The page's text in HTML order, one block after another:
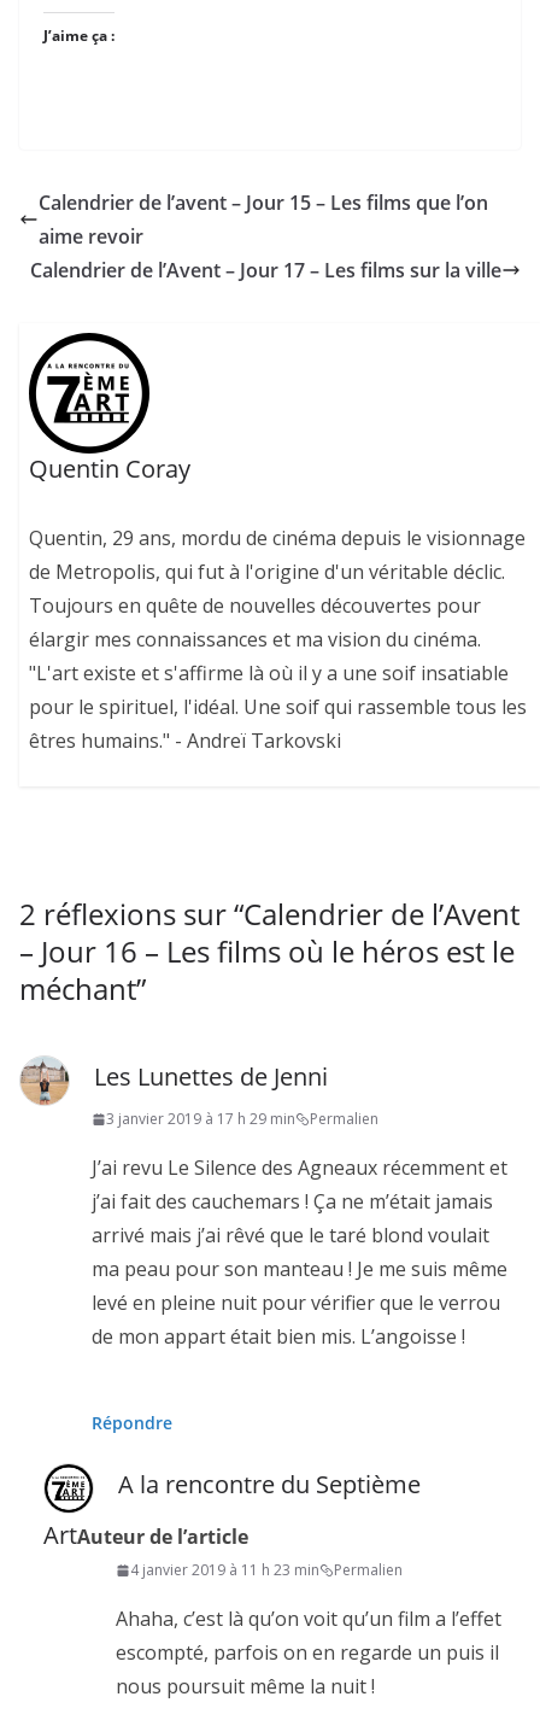
J’aime ça :
Calendrier de l’avent – Jour 15 – Les films que l’on
aime revoir
Calendrier de l’Avent – Jour 17 – Les films sur la ville
Quentin Coray
Quentin, 29 ans, mordu de cinéma depuis le visionnage
de Metropolis, qui fut à l'origine d'un véritable déclic.
Toujours en quête de nouvelles découvertes pour
élargir mes connaissances et ma vision du cinéma.
"L'art existe et s'affirme là où il y a une soif insatiable
pour le spirituel, l'idéal. Une soif qui rassemble tous les
êtres humains." - Andreï Tarkovski
2 réflexions sur “Calendrier de l’Avent
– Jour 16 – Les films où le héros est le
méchant”
Les Lunettes de Jenni
3 janvier 2019 à 17 h 29 min Permalien
J’ai revu Le Silence des Agneaux récemment et
j’ai fait des cauchemars ! Ça ne m’était jamais
arrivé mais j’ai rêvé que le taré blond voulait
ma peau pour son manteau ! Je me suis même
levé en pleine nuit pour vérifier que le verrou
de mon appart était bien mis. L’angoisse !
Répondre
A la rencontre du Septième
ArtAuteur de l’article
4 janvier 2019 à 11 h 23 min Permalien
Ahaha, c’est là qu’on voit qu’un film a l’effet
escompté, parfois on en regarde un puis il
nous poursuit même la nuit !